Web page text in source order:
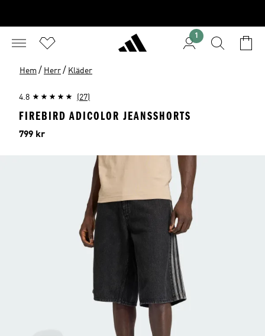
1
Hem / Herr / Kläder
4.8 (27)
FIREBIRD ADICOLOR JEANSSHORTS
Pris
799 kr